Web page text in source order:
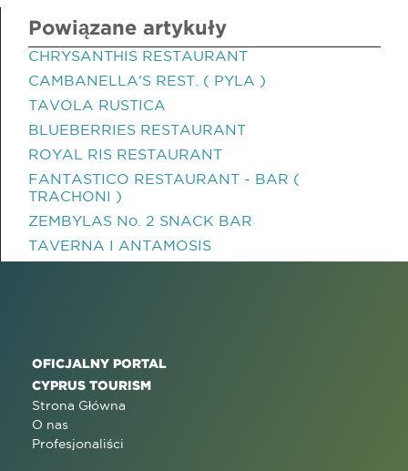
Powiązane artykuły
CHRYSANTHIS RESTAURANT
CAMBANELLA'S REST. ( PYLA )
TAVOLA RUSTICA
BLUEBERRIES RESTAURANT
ROYAL RIS RESTAURANT
FANTASTICO RESTAURANT - BAR (
TRACHONI )
ZEMBYLAS No. 2 SNACK BAR
TAVERNA I ANTAMOSIS
OFICJALNY PORTAL
CYPRUS TOURISM
Strona Główna
O nas
Profesjonaliści